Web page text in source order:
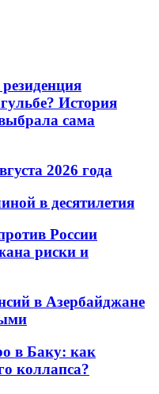
История
сама
2026 года
в десятилетия
России
риски и
в Азербайджане
в Баку: как
коллапса?